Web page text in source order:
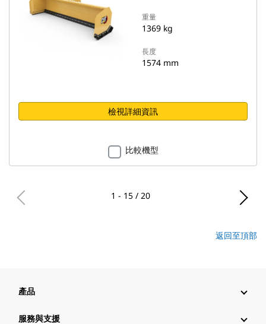
重量
1369 kg
長度
1574 mm
檢視詳細資訊
比較機型
1 - 15 / 20
返回至頂部
產品
服務與支援